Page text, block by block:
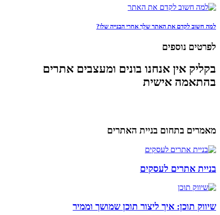
למה חשוב לקדם את האתר שלך אחרי הבנייה שלו?
לפרטים נוספים
בקליק אין אנחנו בונים ומעצבים אתרים
בהתאמה אישית
מאמרים בתחום בניית האתרים
בניית אתרים לעסקים
שיווק תוכן: איך ליצור תוכן שמושך וממיר